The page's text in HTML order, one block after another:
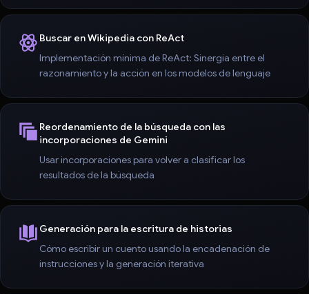
Buscar en Wikipedia con ReAct
Implementación mínima de ReAct: Sinergia entre el
razonamiento y la acción en los modelos de lenguaje
Reordenamiento de la búsqueda con las
incorporaciones de Gemini
Usar incorporaciones para volver a clasificar los
resultados de la búsqueda
Generación para la escritura de historias
Cómo escribir un cuento usando la encadenación de
instrucciones y la generación iterativa